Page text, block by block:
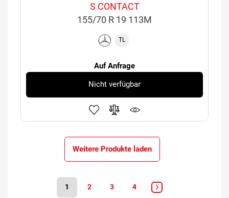
S CONTACT
155/70 R 19 113M
TL
Auf Anfrage
Nicht verfügbar
Weitere Produkte laden
1 2 3 4